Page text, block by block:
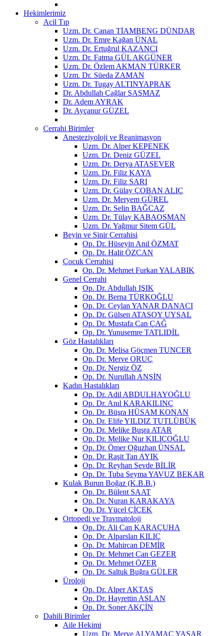
Hekimlerimiz
Acil Tıp
Uzm. Dr. Canan TİAMBENG DÜNDAR
Uzm. Dr. Emre Kağan ÜNAL
Uzm. Dr. Ertuğrul KAZANCI
Uzm. Dr. Fatma GÜL AKGÜNER
Uzm. Dr. Özlem AKMAN TÜRKER
Uzm. Dr. Süeda ZAMAN
Uzm. Dr. Tugay ALTINYAPRAK
Dr. Abdullah Çağlar ŞAŞMAZ
Dr. Adem AYRAK
Dr. Ayçanur GÜZEL
Cerrahi Birimler
Anesteziyoloji ve Reanimasyon
Uzm. Dr. Alper KEPENEK
Uzm. Dr. Deniz GÜZEL
Uzm. Dr. Derya ATASEVER
Uzm. Dr. Filiz KAYA
Uzm. Dr. Filiz SARI
Uzm. Dr. Gülay ÇOBAN ALIÇ
Uzm. Dr. Meryem GÜREL
Uzm. Dr. Selin BAĞCAZ
Uzm. Dr. Tülay KABAOSMAN
Uzm. Dr. Yağmur Sitem GÜL
Beyin ve Sinir Cerrahisi
Op. Dr. Hüseyin Anıl ÖZMAT
Op. Dr. Halit ÖZCAN
Çocuk Cerrahisi
Op. Dr. Mehmet Furkan YALABIK
Genel Cerrahi
Op. Dr. Abdullah IŞIK
Op. Dr. Berna TÜRKOĞLU
Op. Dr. Ceylan YANAR DANACI
Op. Dr. Gülsen ATASOY UYSAL
Op. Dr. Mustafa Can ÇAĞ
Op. Dr. Yunusemre TATLIDİL
Göz Hastalıkları
Op. Dr. Melisa Göçmen TUNCER
Op. Dr. Merve ORUÇ
Op. Dr. Nergiz ÖZ
Op. Dr. Nurullah ANŞİN
Kadın Hastalıkları
Op. Dr. Adil ABDULHAYOĞLU
Op. Dr. Anıl KARAKILINÇ
Op. Dr. Büşra HÜSAM KONAN
Op. Dr. Elife YILDIZ TUTLÜBÜK
Op. Dr. Melike Buşra ATAR
Op. Dr. Melike Nur KILIÇOĞLU
Op. Dr. Ömer Oğuzhan ÜNSAL
Op. Dr. Raşit Tan AYIK
Op. Dr. Reyhan Sevde BİLİR
Op. Dr. Tuba Şeyma YAVUZ BEKAR
Kulak Burun Boğaz (K.B.B.)
Op. Dr. Bülent SAAT
Op. Dr. Nuran KARAKAYA
Op. Dr. Yücel ÇİÇEK
Ortopedi ve Travmatoloji
Op. Dr. Ali Can KARAÇUHA
Op. Dr. Alparslan KILIÇ
Op. Dr. Mahircan DEMİR
Op. Dr. Mehmet Can GEZER
Op. Dr. Mehmet ÖZER
Op. Dr. Saltuk Buğra GÜLER
Üroloji
Op. Dr. Alper AKTAŞ
Op. Dr. Hayrettin ASLAN
Op. Dr. Soner AKÇİN
Dahili Birimler
Aile Hekimi
Uzm. Dr. Merve ALYAMAÇ YAŞAR